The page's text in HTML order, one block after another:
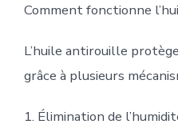
Comment fonctionne
L’huile antirouille
grâce à plusieurs
1. Élimination de